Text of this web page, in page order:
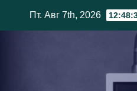
Пт. Авг 7th, 2026